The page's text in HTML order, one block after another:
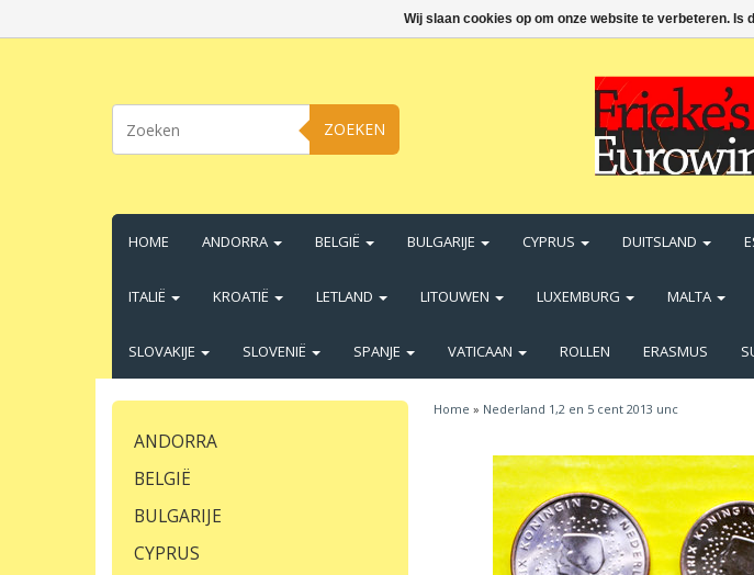
ZOEKEN
HOME ANDORRA BELGIË BULGARIJE CYPRUS DUITSLAND
ITALIË KROATIË LETLAND LITOUWEN LUXEMBURG MALTA
SLOVAKIJE SLOVENIË SPANJE VATICAAN ROLLEN ERASMUS
ANDORRA
BELGIË
BULGARIJE
CYPRUS
Home » Nederland 1,2 en 5 cent 2013 unc
Wij slaan cookies op om onze website te verbeteren. Is